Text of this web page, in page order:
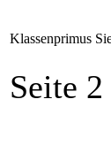
Klassenprimus
Seite